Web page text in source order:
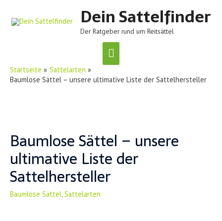
Dein Sattelfinder
Der Ratgeber rund um Reitsättel
Hauptmenü
Startseite
Sattelarten
Baumlose Sättel – unsere ultimative Liste der Sattelhersteller
Baumlose Sättel – unsere
ultimative Liste der
Sattelhersteller
Baumlose Sättel,Sattelarten